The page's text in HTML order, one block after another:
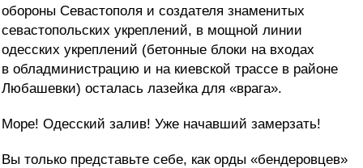
обороны Севастополя и создателя знаменитых
севастопольских укреплений, в мощной линии
одесских укреплений (бетонные блоки на входах
в обладминистрацию и на киевской трассе в районе
Любашевки) осталась лазейка для «врага».
Море! Одесский залив! Уже начавший замерзать!
Вы только представьте себе, как орды «бендеровцев»